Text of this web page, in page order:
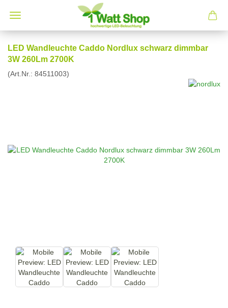
LED Wandleuchte Caddo Nordlux schwarz dimmbar
3W 260Lm 2700K
(Art.Nr.: 84511003)